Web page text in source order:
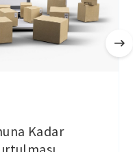
Kadar